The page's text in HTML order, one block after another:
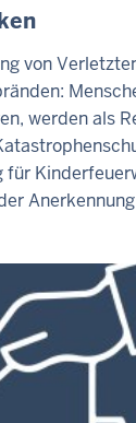
von
werden als